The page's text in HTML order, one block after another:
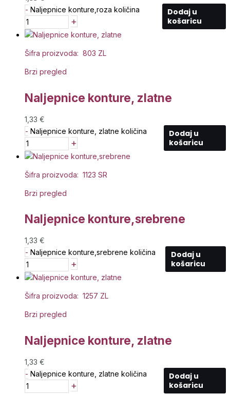
- Naljepnice konture,roza količina
+
Dodaj u
košaricu
Šifra proizvoda: 803 ZL
Brzi pregled
Naljepnice konture, zlatne
1,33 €
- Naljepnice konture, zlatne količina
+
Dodaj u
košaricu
Šifra proizvoda: 1123 SR
Brzi pregled
Naljepnice konture,srebrene
1,33 €
- Naljepnice konture,srebrene količina
+
Dodaj u
košaricu
Šifra proizvoda: 1257 ZL
Brzi pregled
Naljepnice konture, zlatne
1,33 €
- Naljepnice konture, zlatne količina
+
Dodaj u
košaricu